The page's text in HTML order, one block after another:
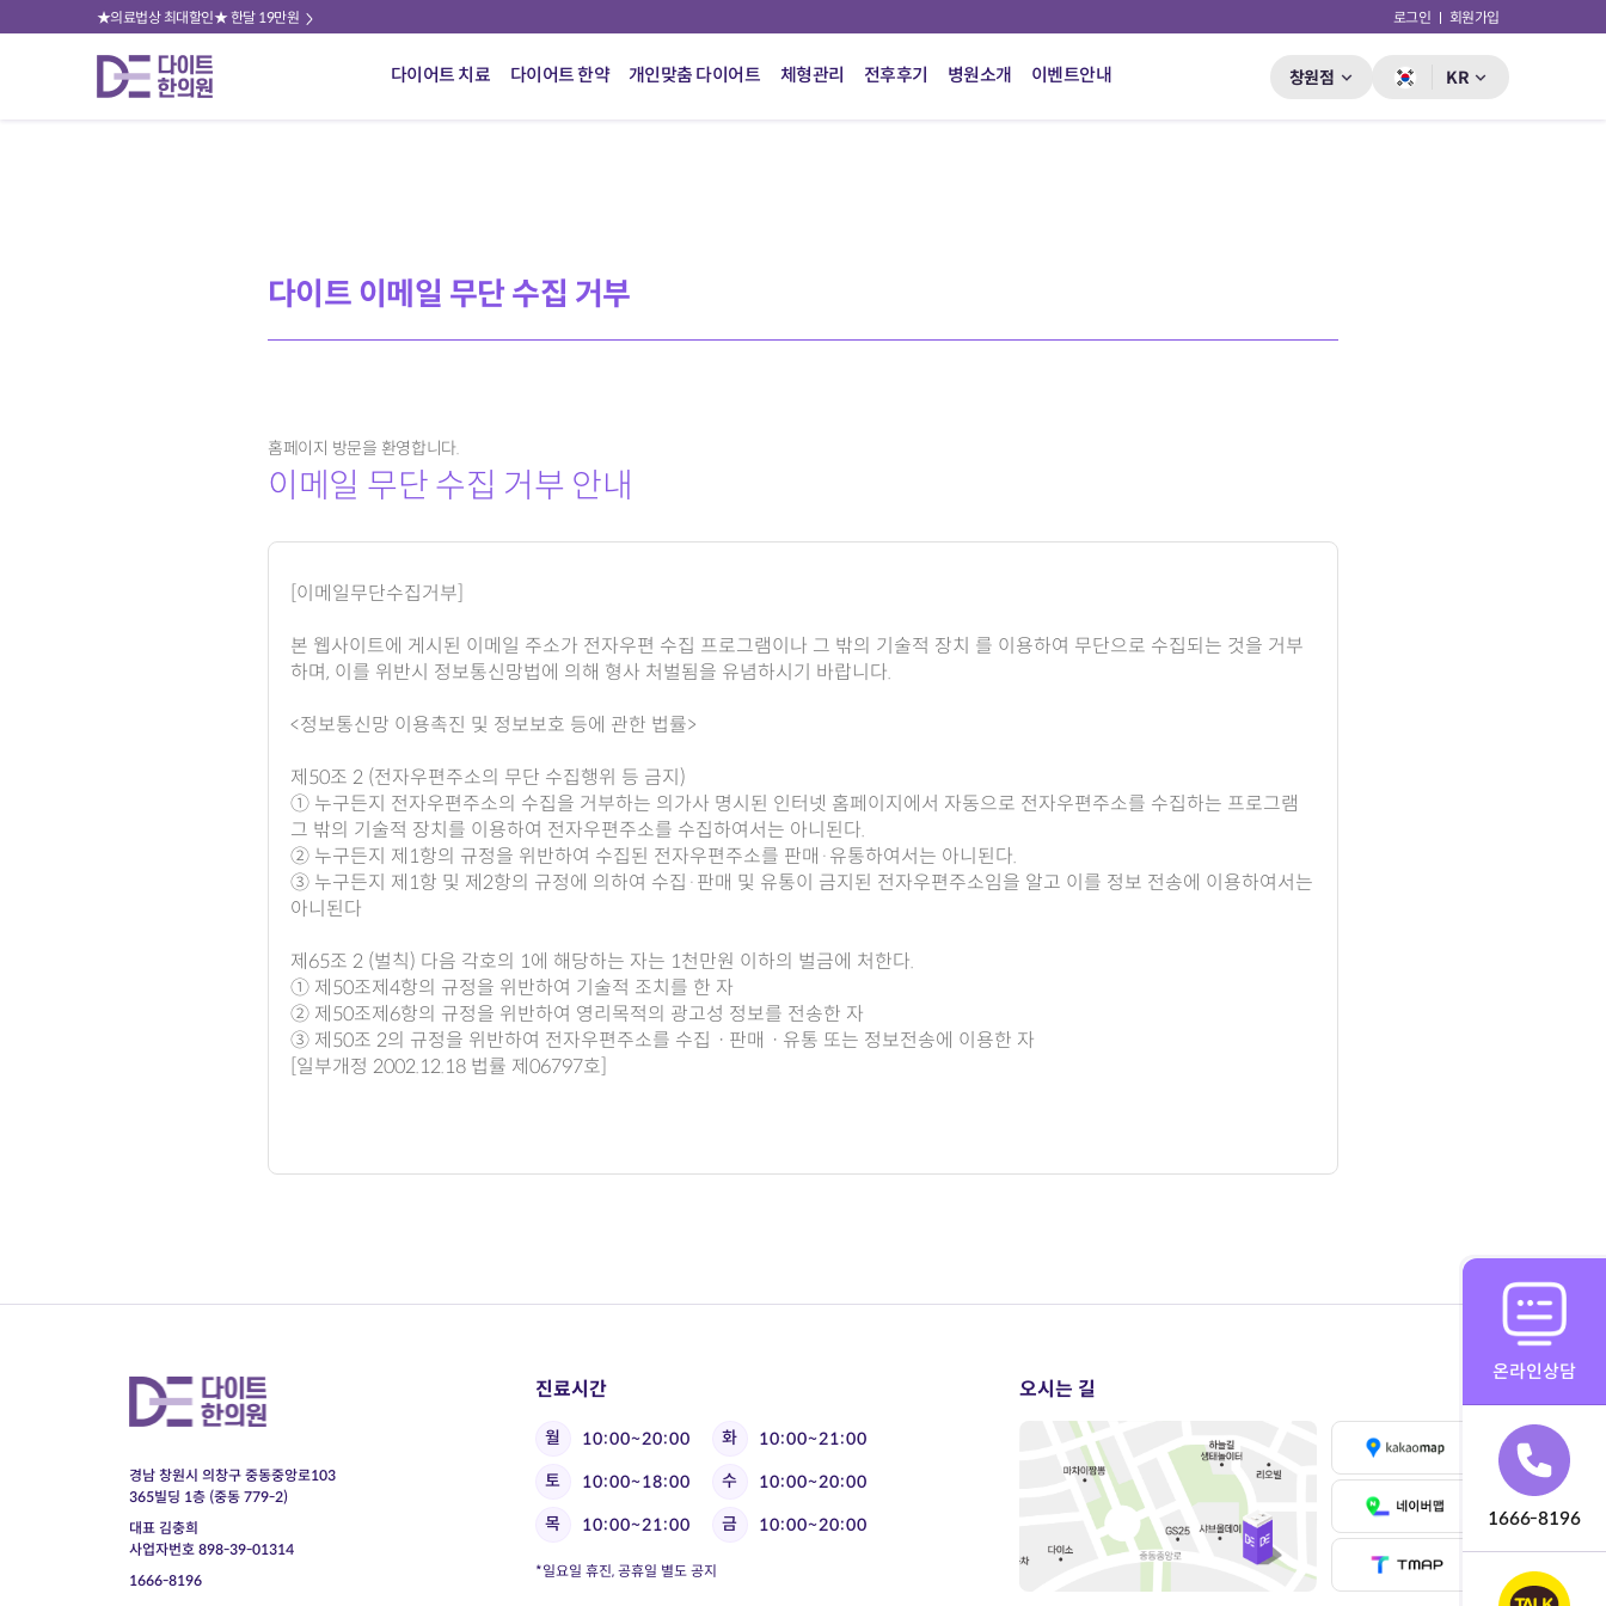
★의료법상 최대할인★ 한달 19만원 로그인 회원가입
다이어트 치료 다이어트 한약 개인맞춤 다이어트 체형관리 전후후기 병원소개 이벤트안내 창원점 KR
다이트 이메일 무단 수집 거부
홈페이지 방문을 환영합니다.
이메일 무단 수집 거부 안내
[이메일무단수집거부]
본 웹사이트에 게시된 이메일 주소가 전자우편 수집 프로그램이나 그 밖의 기술적 장치 를 이용하여 무단으로 수집되는 것을 거부
하며, 이를 위반시 정보통신망법에 의해 형사 처벌됨을 유념하시기 바랍니다.
<정보통신망 이용촉진 및 정보보호 등에 관한 법률>
제50조 2 (전자우편주소의 무단 수집행위 등 금지)
① 누구든지 전자우편주소의 수집을 거부하는 의가사 명시된 인터넷 홈페이지에서 자동으로 전자우편주소를 수집하는 프로그램
그 밖의 기술적 장치를 이용하여 전자우편주소를 수집하여서는 아니된다.
② 누구든지 제1항의 규정을 위반하여 수집된 전자우편주소를 판매·유통하여서는 아니된다.
③ 누구든지 제1항 및 제2항의 규정에 의하여 수집·판매 및 유통이 금지된 전자우편주소임을 알고 이를 정보 전송에 이용하여서는
아니된다
제65조 2 (벌칙) 다음 각호의 1에 해당하는 자는 1천만원 이하의 벌금에 처한다.
① 제50조제4항의 규정을 위반하여 기술적 조치를 한 자
② 제50조제6항의 규정을 위반하여 영리목적의 광고성 정보를 전송한 자
③ 제50조 2의 규정을 위반하여 전자우편주소를 수집ㆍ판매ㆍ유통 또는 정보전송에 이용한 자
[일부개정 2002.12.18 법률 제06797호]
경남 창원시 의창구 중동중앙로103
365빌딩 1층 (중동 779-2)
대표 김충희
사업자번호 898-39-01314
1666-8196
진료시간
월 10:00~20:00 화
10:00~21:00
토
10:00~18:00 수
10:00~20:00
목
10:00~21:00 금 10:00~20:00
*일요일 휴진, 공휴일 별도 공지
오시는 길
온라인상담
1666-8196